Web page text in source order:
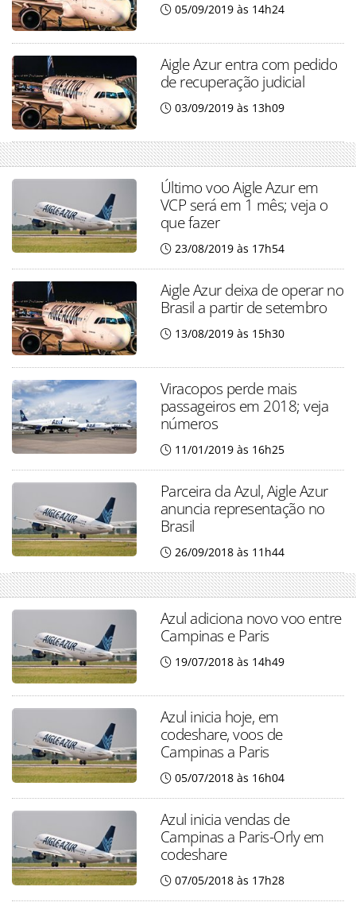
05/09/2019 às 14h24
Aigle Azur entra com pedido
de recuperação judicial
03/09/2019 às 13h09
Último voo Aigle Azur em
VCP será em 1 mês; veja o
que fazer
23/08/2019 às 17h54
Aigle Azur deixa de operar no
Brasil a partir de setembro
13/08/2019 às 15h30
Viracopos perde mais
passageiros em 2018; veja
números
11/01/2019 às 16h25
Parceira da Azul, Aigle Azur
anuncia representação no
Brasil
26/09/2018 às 11h44
Azul adiciona novo voo entre
Campinas e Paris
19/07/2018 às 14h49
Azul inicia hoje, em
codeshare, voos de
Campinas a Paris
05/07/2018 às 16h04
Azul inicia vendas de
Campinas a Paris-Orly em
codeshare
07/05/2018 às 17h28